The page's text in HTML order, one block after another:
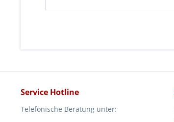
Service Hotline
Telefonische Beratung unter: